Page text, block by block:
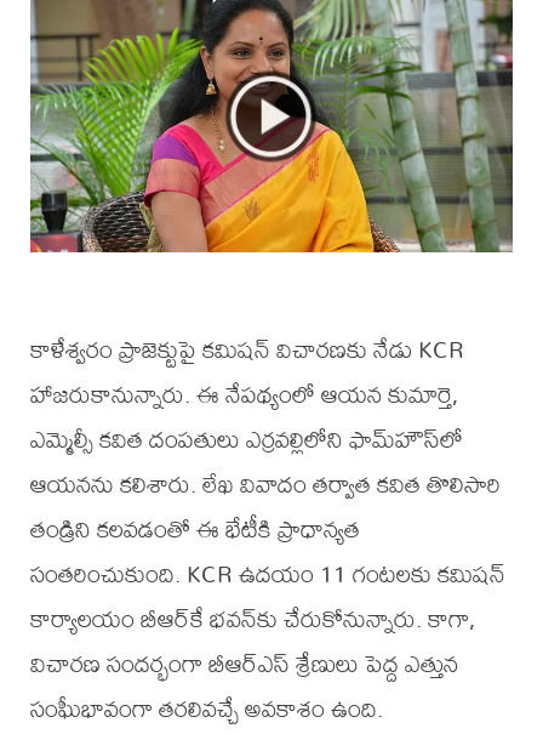
కాళేశ్వరం ప్రాజెక్టుపై కమిషన్ విచారణకు నేడు KCR
హాజరుకానున్నారు. ఈ నేపథ్యంలో ఆయన కుమార్తె,
ఎమ్మెల్సీ కవిత దంపతులు ఎర్రవల్లిలోని ఫామ్‌హౌస్‌లో
ఆయనను కలిశారు. లేఖ వివాదం తర్వాత కవిత తొలిసారి
తండ్రిని కలవడంతో ఈ భేటీకి ప్రాధాన్యత
సంతరించుకుంది. KCR ఉదయం 11 గంటలకు కమిషన్
కార్యాలయం బీఆర్‌కే భవన్‌కు చేరుకోనున్నారు. కాగా,
విచారణ సందర్భంగా బీఆర్ఎస్ శ్రేణులు పెద్ద ఎత్తున
సంఘీభావంగా తరలివచ్చే అవకాశం ఉంది.